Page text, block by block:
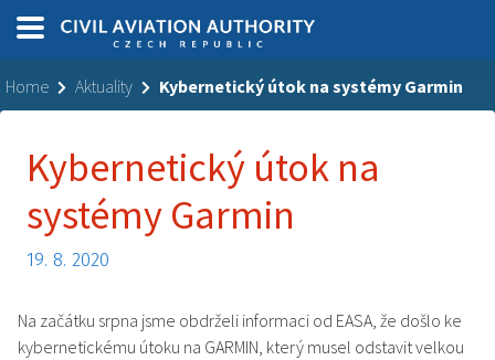
Home Aktuality Kybernetický útok na systémy Garmin
Kybernetický útok na
systémy Garmin
19. 8. 2020
Na začátku srpna jsme obdrželi informaci od EASA, že došlo ke
kybernetickému útoku na GARMIN, který musel odstavit velkou